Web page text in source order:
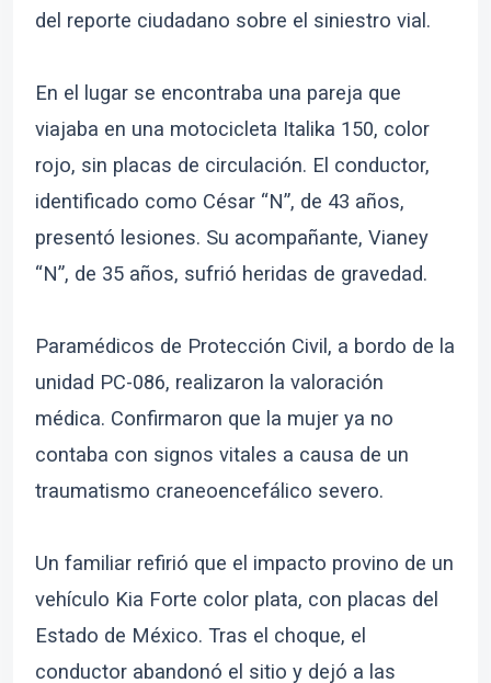
del reporte ciudadano sobre el siniestro vial.
En el lugar se encontraba una pareja que
viajaba en una motocicleta Italika 150, color
rojo, sin placas de circulación. El conductor,
identificado como César “N”, de 43 años,
presentó lesiones. Su acompañante, Vianey
“N”, de 35 años, sufrió heridas de gravedad.
Paramédicos de Protección Civil, a bordo de la
unidad PC-086, realizaron la valoración
médica. Confirmaron que la mujer ya no
contaba con signos vitales a causa de un
traumatismo craneoencefálico severo.
Un familiar refirió que el impacto provino de un
vehículo Kia Forte color plata, con placas del
Estado de México. Tras el choque, el
conductor abandonó el sitio y dejó a las